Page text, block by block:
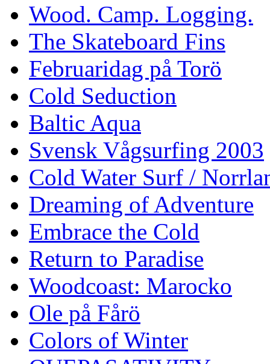
Wood. Camp. Logging.
The Skateboard Fins
Februaridag på Torö
Cold Seduction
Baltic Aqua
Svensk Vågsurfing 2003
Cold Water Surf /
Dreaming of Adventure
Embrace the Cold
Return to Paradise
Woodcoast: Marocko
Ole på Fårö
Colors of Winter